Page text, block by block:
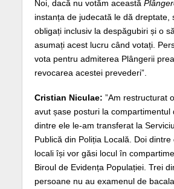
Noi, dacă nu votăm această
instanța de judecată le dă dreptate,
obligați inclusiv la despăgubiri și o
asumați acest lucru când votați.
vota pentru admiterea Plângerii
revocarea acestei prevederi”.
Cristian Niculae: ”Am restructurat
avut șase posturi la compartimentul
dintre ele le-am transferat la
Publică din Poliția Locală. Doi dintre
locali își vor găsi locul în
Biroul de Evidența Populației. Trei
persoane nu au examenul de